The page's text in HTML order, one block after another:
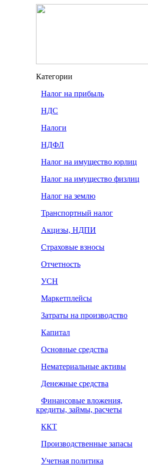
Категории
Налог на прибыль
НДС
Налоги
НДФЛ
Налог на имущество юрлиц
Налог на имущество физлиц
Налог на землю
Транспортный налог
Акцизы, НДПИ
Страховые взносы
Отчетность
УСН
Маркетплейсы
Затраты на производство
Капитал
Основные средства
Нематериальные активы
Денежные средства
Финансовые вложения,
кредиты, займы, расчеты
ККТ
Производственные запасы
Учетная политика